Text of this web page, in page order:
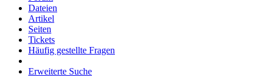
Dateien
Artikel
Seiten
Tickets
Häufig gestellte Fragen
Erweiterte Suche